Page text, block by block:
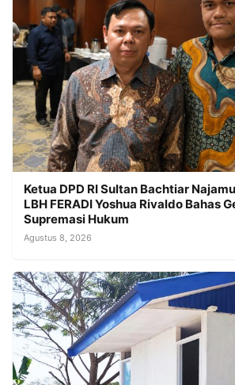
Ketua DPD RI Sultan Bachtiar
LBH FERADI Yoshua Rivaldo Bahas
Supremasi Hukum
Agustus 8, 2026